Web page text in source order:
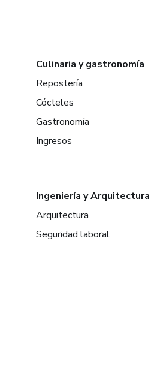
Culinaria y gastronomía
Repostería
Cócteles
Gastronomía
Ingresos
Ingeniería y Arquitectura
Arquitectura
Seguridad laboral